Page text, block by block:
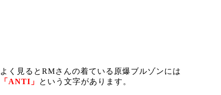
よく見るとRMさんの着ている原爆ブルゾンには
「ANTI」
という文字があります。